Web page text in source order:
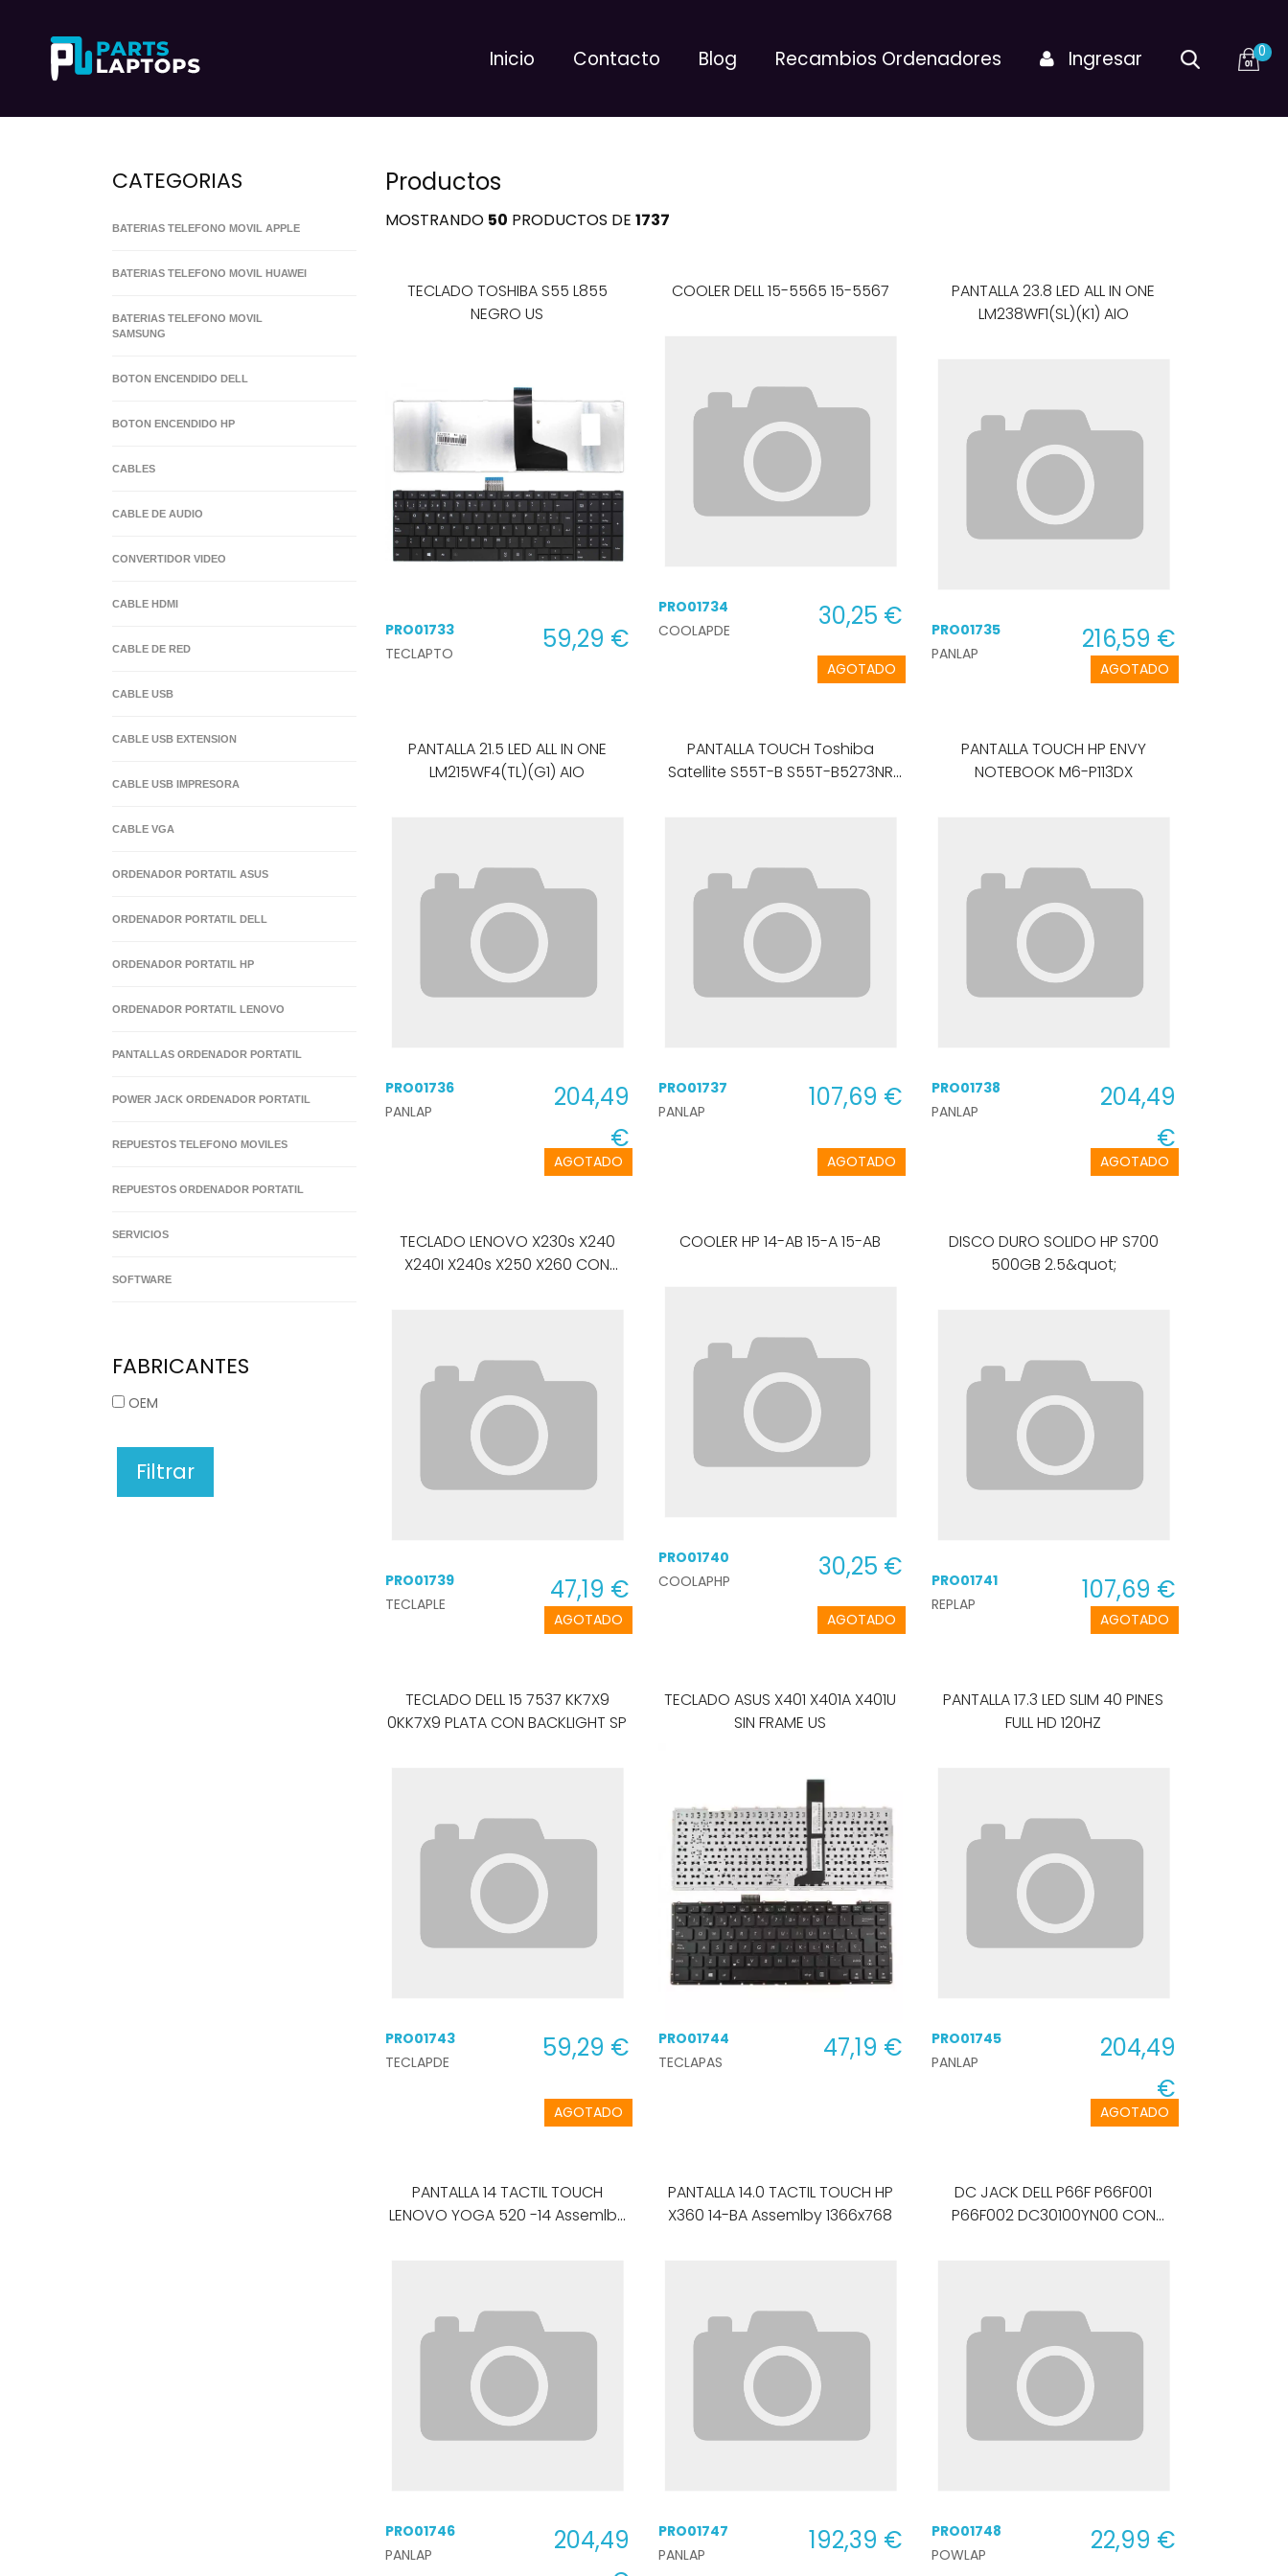
Inicio Contacto Blog Recambios Ordenadores Ingresar 0
CATEGORIAS
BATERIAS TELEFONO MOVIL APPLE
BATERIAS TELEFONO MOVIL HUAWEI
BATERIAS TELEFONO MOVIL
SAMSUNG
BOTON ENCENDIDO DELL
BOTON ENCENDIDO HP
CABLES
CABLE DE AUDIO
CONVERTIDOR VIDEO
CABLE HDMI
CABLE DE RED
CABLE USB
CABLE USB EXTENSION
CABLE USB IMPRESORA
CABLE VGA
ORDENADOR PORTATIL ASUS
ORDENADOR PORTATIL DELL
ORDENADOR PORTATIL HP
ORDENADOR PORTATIL LENOVO
PANTALLAS ORDENADOR PORTATIL
POWER JACK ORDENADOR PORTATIL
REPUESTOS TELEFONO MOVILES
REPUESTOS ORDENADOR PORTATIL
SERVICIOS
SOFTWARE
FABRICANTES
OEM
Filtrar
Productos
MOSTRANDO 50 PRODUCTOS DE 1737
TECLADO TOSHIBA S55 L855
NEGRO US
PRO01733
TECLAPTO
59,29 €
COOLER DELL 15-5565 15-5567
AGOTADO
PRO01734
COOLAPDE
30,25 €
PANTALLA 23.8 LED ALL IN ONE
LM238WF1(SL)(K1) AIO
AGOTADO
PRO01735
PANLAP
216,59 €
PANTALLA 21.5 LED ALL IN ONE
LM215WF4(TL)(G1) AIO
AGOTADO
PRO01736
PANLAP
204,49
€
PANTALLA TOUCH Toshiba
Satellite S55T-B S55T-B5273NR
AGOTADO
PRO01737
PANLAP
107,69 €
PANTALLA TOUCH HP ENVY
NOTEBOOK M6-P113DX
AGOTADO
PRO01738
PANLAP
204,49
€
TECLADO LENOVO X230s X240
X240I X240s X250 X260 CON
AGOTADO
PRO01739
TECLAPLE
47,19 €
COOLER HP 14-AB 15-A 15-AB
AGOTADO
PRO01740
COOLAPHP
30,25 €
DISCO DURO SOLIDO HP S700
500GB 2.5&quot;
AGOTADO
PRO01741
REPLAP
107,69 €
TECLADO DELL 15 7537 KK7X9
0KK7X9 PLATA CON BACKLIGHT SP
AGOTADO
PRO01743
TECLAPDE
59,29 €
TECLADO ASUS X401 X401A X401U
SIN FRAME US
PRO01744
TECLAPAS
47,19 €
PANTALLA 17.3 LED SLIM 40 PINES
FULL HD 120HZ
AGOTADO
PRO01745
PANLAP
204,49
€
PANTALLA 14 TACTIL TOUCH
LENOVO YOGA 520 -14 Assemlby
PRO01746
PANLAP
204,49
PANTALLA 14.0 TACTIL TOUCH HP
X360 14-BA Assemlby 1366x768
PRO01747
PANLAP
192,39 €
DC JACK DELL P66F P66F001
P66F002 DC30100YN00 CON
PRO01748
POWLAP
22,99 €